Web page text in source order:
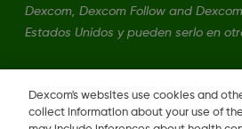
Dexcom, Dexcom Follow and
Estados Unidos y pueden serlo en
LBL013381 Rev001
Dexcom's websites use cookies and
collect information about your use of